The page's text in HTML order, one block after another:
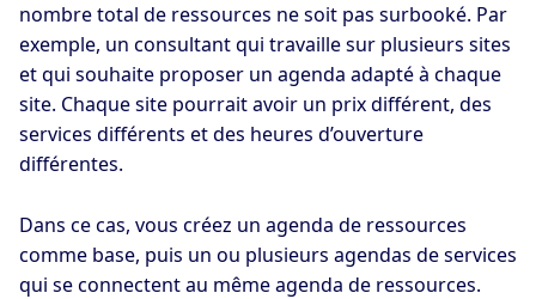
nombre total de ressources ne soit pas surbooké. Par
exemple, un consultant qui travaille sur plusieurs sites
et qui souhaite proposer un agenda adapté à chaque
site. Chaque site pourrait avoir un prix différent, des
services différents et des heures d’ouverture
différentes.
Dans ce cas, vous créez un agenda de ressources
comme base, puis un ou plusieurs agendas de services
qui se connectent au même agenda de ressources.